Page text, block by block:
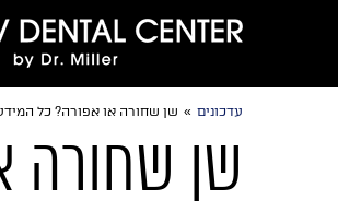
עדכונים » שן שחורה או אפורה? כל
שן שחורה